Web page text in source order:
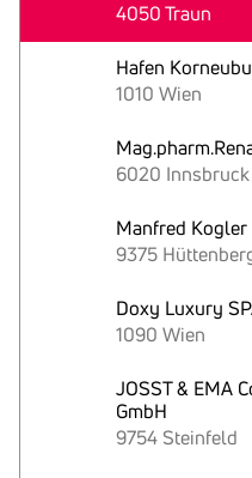
4050 Traun
Hafen
1010 Wien
6020 Innsbruck
Manfred Kogler
9375
Doxy Luxury
1090 Wien
JOSST & EMA
GmbH
9754 Steinfeld